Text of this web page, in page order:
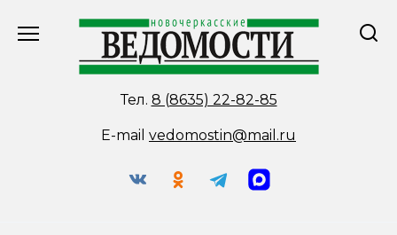
Тел. 8 (8635) 22-82-85
E-mail vedomostin@mail.ru